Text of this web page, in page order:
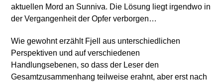
aktuellen Mord an Sunniva. Die Lösung liegt irgendwo in
der Vergangenheit der Opfer verborgen…
Wie gewohnt erzählt Fjell aus unterschiedlichen
Perspektiven und auf verschiedenen
Handlungsebenen, so dass der Leser den
Gesamtzusammenhang teilweise erahnt, aber erst nach